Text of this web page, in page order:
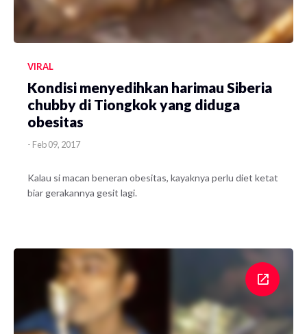
VIRAL
Kondisi menyedihkan harimau Siberia
chubby di Tiongkok yang diduga
obesitas
- Feb 09, 2017
Kalau si macan beneran obesitas, kayaknya perlu diet ketat
biar gerakannya gesit lagi.